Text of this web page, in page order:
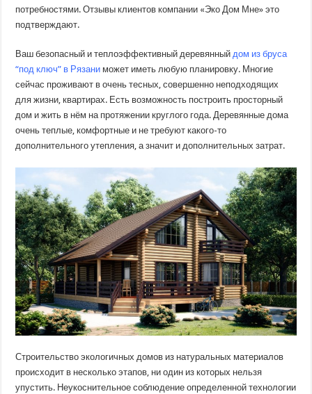
потребностями. Отзывы клиентов компании «Эко Дом Мне» это
подтверждают.
Ваш безопасный и теплоэффективный деревянныйдом из бруса
“под ключ” в Рязани может иметь любую планировку. Многие
сейчас проживают в очень тесных, совершенно неподходящих
для жизни, квартирах. Есть возможность построить просторный
дом и жить в нём на протяжении круглого года. Деревянные дома
очень теплые, комфортные и не требуют какого-то
дополнительного утепления, а значит и дополнительных затрат.
Строительство экологичных домов из натуральных материалов
происходит в несколько этапов, ни один из которых нельзя
упустить. Неукоснительное соблюдение определенной технологии